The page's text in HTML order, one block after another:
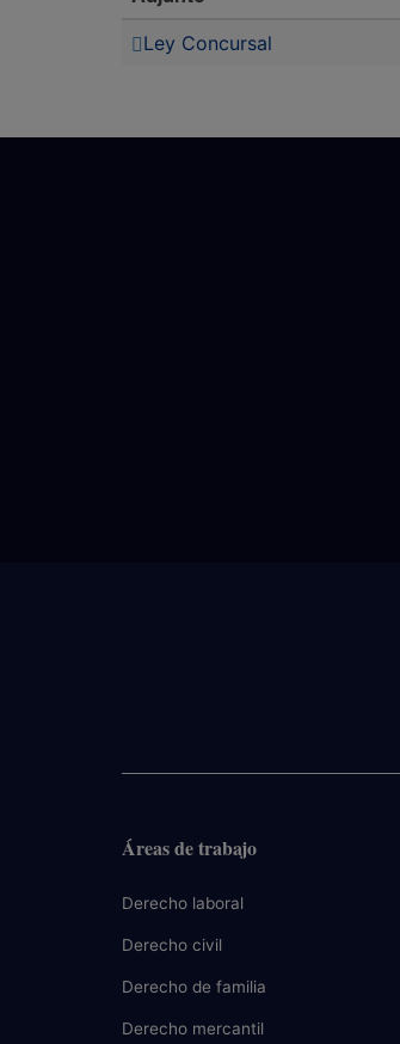
Ley Concursal
Áreas de trabajo
Derecho laboral
Derecho civil
Derecho de familia
Derecho mercantil